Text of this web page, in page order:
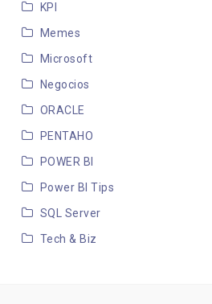
KPI
Memes
Microsoft
Negocios
ORACLE
PENTAHO
POWER BI
Power BI Tips
SQL Server
Tech & Biz